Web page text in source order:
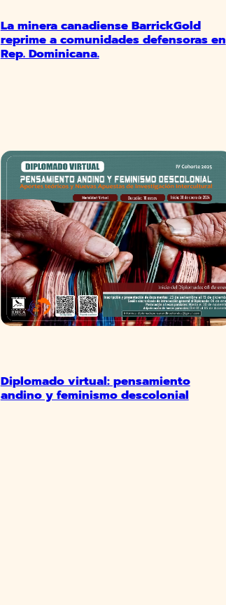
La minera canadiense BarrickGold
reprime a comunidades defensoras en
Rep. Dominicana.
Diplomado virtual: pensamiento
andino y feminismo descolonial